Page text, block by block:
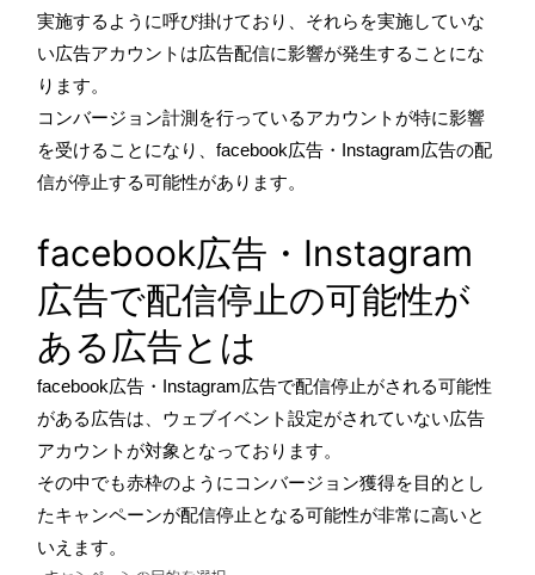
実施するように呼び掛けており、それらを実施していな
い広告アカウントは広告配信に影響が発生することにな
ります。
コンバージョン計測を行っているアカウントが特に影響
を受けることになり、facebook広告・Instagram広告の配
信が停止する可能性があります。
facebook広告・Instagram
広告で配信停止の可能性が
ある広告とは
facebook広告・Instagram広告で配信停止がされる可能性
がある広告は、ウェブイベント設定がされていない広告
アカウントが対象となっております。
その中でも赤枠のようにコンバージョン獲得を目的とし
たキャンペーンが配信停止となる可能性が非常に高いと
いえます。